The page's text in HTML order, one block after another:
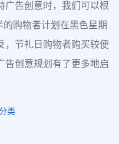
广告创意时，我们可以根
购物者计划在黑色星期
，节礼日购物者购买较便
告创意规划有了更多地启
类